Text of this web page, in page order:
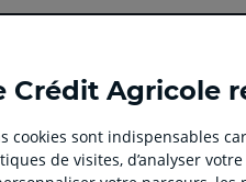
Crédit Agricole
cookies sont indispensables
de visites, d’analyser
Ouvert
dans
un
nouvel
un
CLIENT